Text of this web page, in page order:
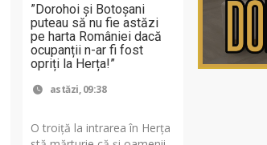
”Dorohoi și Botoșani
puteau să nu fie astăzi
pe harta României dacă
ocupanții n-ar fi fost
opriți la Herța!”
astăzi, 09:38
O troiță la intrarea în Herța